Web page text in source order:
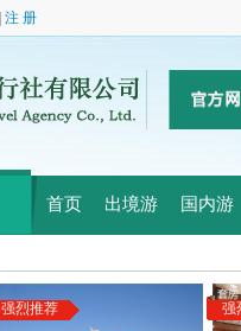
注 册
首页 出境游 国内游
强烈推荐 强